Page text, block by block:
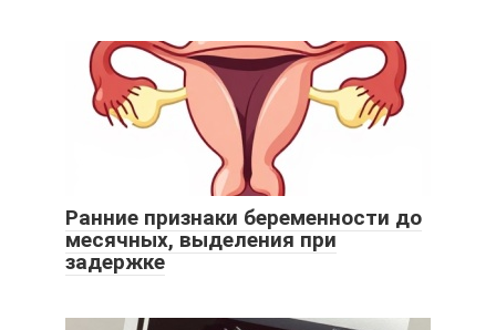
Ранние признаки беременности до
месячных, выделения при
задержке